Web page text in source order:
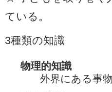
ている。
3種類の知識
物理的知識
外界にある事